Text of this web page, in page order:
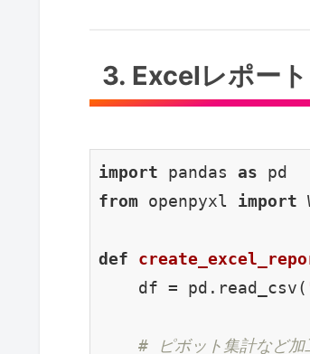
3. Excelレポー
import pandas as
from openpyxl import
def
    df = pd.read_csv(
# ピボット集計など加